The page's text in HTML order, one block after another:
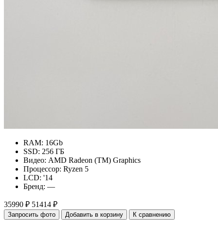
RAM: 16Gb
SSD: 256 ГБ
Видео: AMD Radeon (TM) Graphics
Процессор: Ryzen 5
LCD: '14
Бренд: —
35990 ₽ 51414 ₽
Запросить фото Добавить в корзину К сравнению